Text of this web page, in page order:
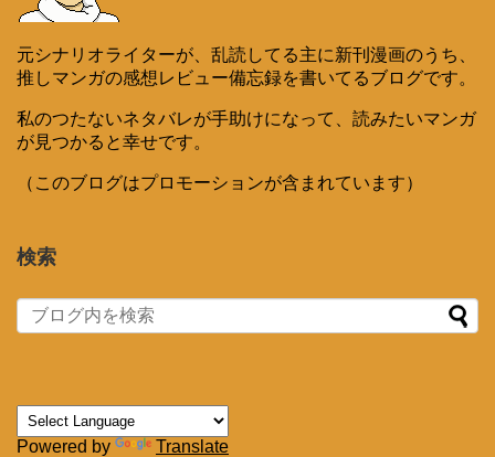
元シナリオライターが、乱読してる主に新刊漫画のうち、
推しマンガの感想レビュー備忘録を書いてるブログです。
私のつたないネタバレが手助けになって、読みたいマンガ
が見つかると幸せです。
（このブログはプロモーションが含まれています）
検索
Powered by Translate